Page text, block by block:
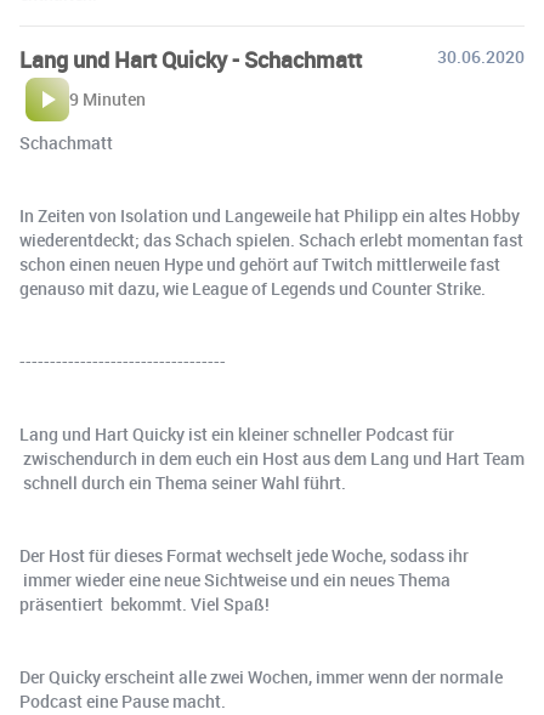
Lang und Hart Quicky - Schachmatt
30.06.2020
9 Minuten
Schachmatt
In Zeiten von Isolation und Langeweile hat Philipp ein altes Hobby
wiederentdeckt; das Schach spielen. Schach erlebt momentan fast
schon einen neuen Hype und gehört auf Twitch mittlerweile fast
genauso mit dazu, wie League of Legends und Counter Strike.
----------------------------------
Lang und Hart Quicky ist ein kleiner schneller Podcast für
zwischendurch in dem euch ein Host aus dem Lang und Hart Team
schnell durch ein Thema seiner Wahl führt.
Der Host für dieses Format wechselt jede Woche, sodass ihr
immer wieder eine neue Sichtweise und ein neues Thema
präsentiert bekommt. Viel Spaß!
Der Quicky erscheint alle zwei Wochen, immer wenn der normale
Podcast eine Pause macht.